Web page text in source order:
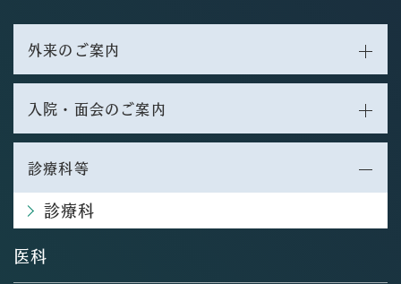
外来のご案内
入院・面会のご案内
診療科等
診療科
医科